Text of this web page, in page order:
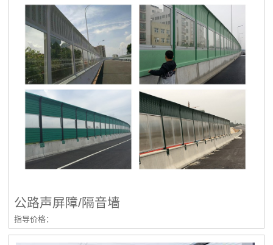
公路声屏障/隔音墙
指导价格：